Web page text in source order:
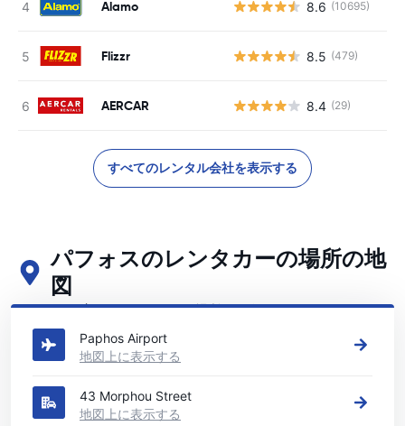
Alamo 8.6 (10695)
Flizzr 8.5 (479)
AERCAR 8.4 (29)
すべてのレンタル会社を表示する
パフォスのレンタカーの場所の地
図
パフォスの主要なレンタカーの場所をご覧ください
Paphos Airport
地図上に表示する
43 Morphou Street
地図上に表示する